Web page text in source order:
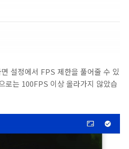
설정에서 FPS 제한을 풀어줄 수 있
로는 100FPS 이상 올라가지 않았습